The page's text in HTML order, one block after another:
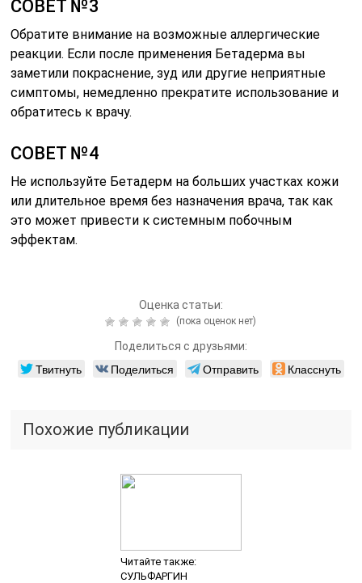
СОВЕТ №3
Обратите внимание на возможные аллергические
реакции. Если после применения Бетадерма вы
заметили покраснение, зуд или другие неприятные
симптомы, немедленно прекратите использование и
обратитесь к врачу.
СОВЕТ №4
Не используйте Бетадерм на больших участках кожи
или длительное время без назначения врача, так как
это может привести к системным побочным
эффектам.
Оценка статьи:
(пока оценок нет)
Поделиться с друзьями:
Твитнуть Поделиться Отправить Класснуть
Похожие публикации
Читайте также:
СУЛЬФАРГИН